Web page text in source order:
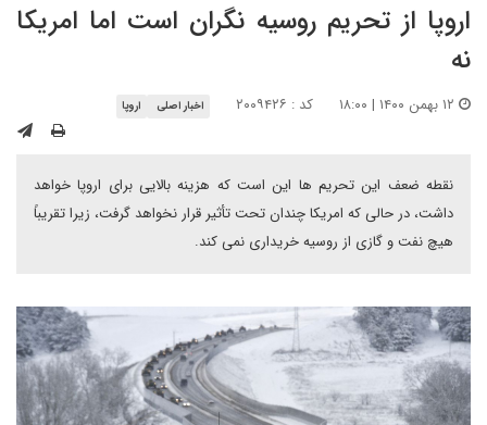
اروپا از تحریم روسیه نگران است اما امریکا
نه
کد : ۲۰۰۹۴۲۶ اخبار اصلی اروپا
نقطه ضعف این تحریم ها این است که هزینه بالایی برای اروپا خواهد
داشت، در حالی که امریکا چندان تحت تأثیر قرار نخواهد گرفت، زیرا تقریباً
هیچ نفت و گازی از روسیه خریداری نمی کند.